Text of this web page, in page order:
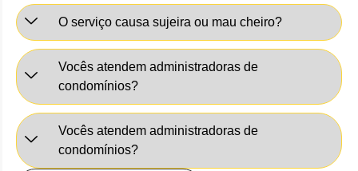
O serviço causa sujeira ou mau cheiro?
Vocês atendem administradoras de
condomínios?
Vocês atendem administradoras de
condomínios?